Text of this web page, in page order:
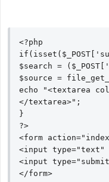
<?php
$search =
$source =
echo "<textarea
</textarea>";
}
?>
<form
<input type="text"
<input
</form>